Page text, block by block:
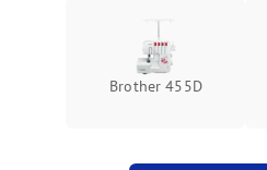
Brother 455D